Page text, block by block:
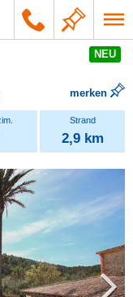
NEU
merken
2,9 km